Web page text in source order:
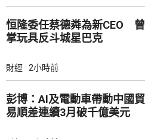
恒隆委任蔡德粦為新CEO 曾
掌玩具反斗城星巴克
財經 2小時前
彭博：AI及電動車帶動中國貿
易順差連續3月破千億美元